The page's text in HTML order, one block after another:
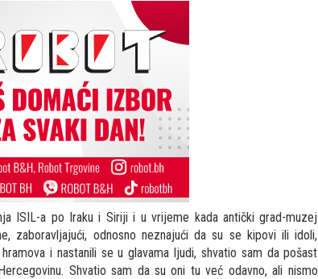
ISIL-a po Iraku i Siriji i u vrijeme kada antički grad-muzej
zaboravljajući, odnosno neznajući da su se kipovi ili idoli,
i nastanili se u glavama ljudi, shvatio sam da pošast
Shvatio sam da su oni tu već odavno, ali nismo